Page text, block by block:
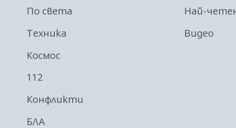
По света
Техника
Космос
112
Конфликти
БЛА
Най-
Видео